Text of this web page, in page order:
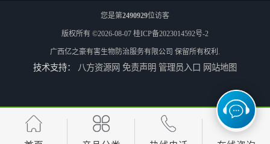
北海市上门杀虫费用 百色学校杀虫
您是第2490929位访客
版权所有 ©2026-08-07 桂ICP备2023014592号-2
广西亿之豪有害生物防治服务有限公司 保留所有权利.
技术支持： 八方资源网 免责声明 管理员入口 网站地图